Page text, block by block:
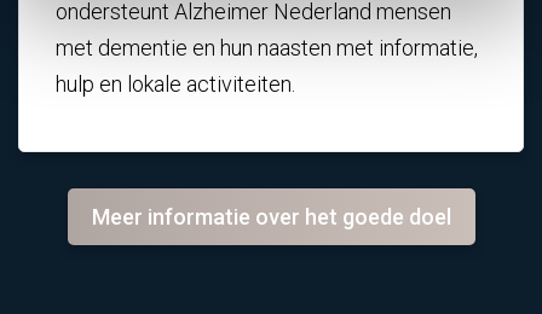
ondersteunt Alzheimer Nederland mensen
met dementie en hun naasten met informatie,
hulp en lokale activiteiten
Meer informatie over het goede doel